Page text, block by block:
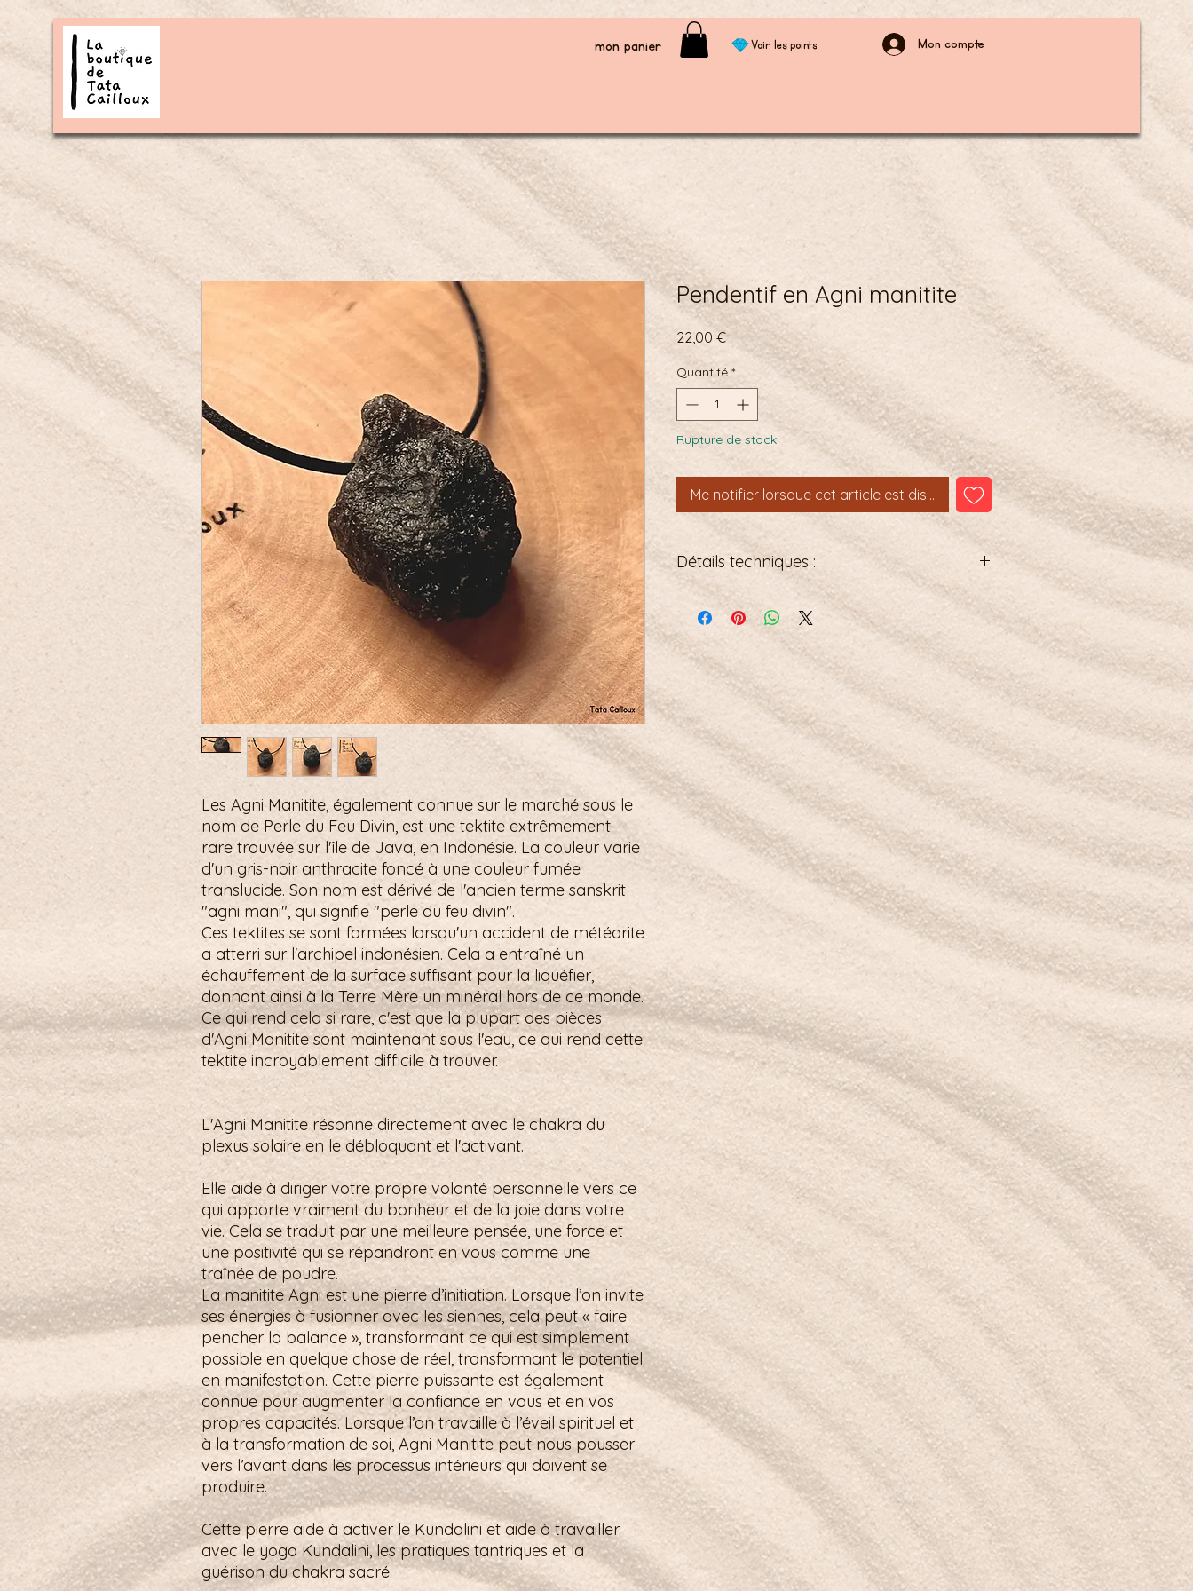
mon panier Mon compte
Voir les points
Les Agni Manitite, également connue sur le marché sous le
nom de Perle du Feu Divin, est une tektite extrêmement
rare trouvée sur l'île de Java, en Indonésie. La couleur varie
d'un gris-noir anthracite foncé à une couleur fumée
translucide. Son nom est dérivé de l'ancien terme sanskrit
"agni mani", qui signifie "perle du feu divin".
Ces tektites se sont formées lorsqu'un accident de météorite
a atterri sur l'archipel indonésien. Cela a entraîné un
échauffement de la surface suffisant pour la liquéfier,
donnant ainsi à la Terre Mère un minéral hors de ce monde.
Ce qui rend cela si rare, c'est que la plupart des pièces
d'Agni Manitite sont maintenant sous l'eau, ce qui rend cette
tektite incroyablement difficile à trouver.
L'Agni Manitite résonne directement avec le chakra du
plexus solaire en le débloquant et l'activant.
Elle aide à diriger votre propre volonté personnelle vers ce
qui apporte vraiment du bonheur et de la joie dans votre
vie. Cela se traduit par une meilleure pensée, une force et
une positivité qui se répandront en vous comme une
traînée de poudre.
La manitite Agni est une pierre d’initiation. Lorsque l’on invite
ses énergies à fusionner avec les siennes, cela peut « faire
pencher la balance », transformant ce qui est simplement
possible en quelque chose de réel, transformant le potentiel
en manifestation. Cette pierre puissante est également
connue pour augmenter la confiance en vous et en vos
propres capacités. Lorsque l’on travaille à l’éveil spirituel et
à la transformation de soi, Agni Manitite peut nous pousser
vers l’avant dans les processus intérieurs qui doivent se
produire.
Cette pierre aide à activer le Kundalini et aide à travailler
avec le yoga Kundalini, les pratiques tantriques et la
guérison du chakra sacré.
Pendentif en Agni manitite
22,00 €Prix
Quantité *
Rupture de stock
Me notifier lorsque cet article est disponible
Détails techniques :
taille : 16x25 mm
origine : Indonésie